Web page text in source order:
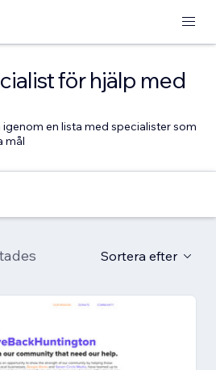
för hjälp med
en lista med specialister som
mål
Sortera efter